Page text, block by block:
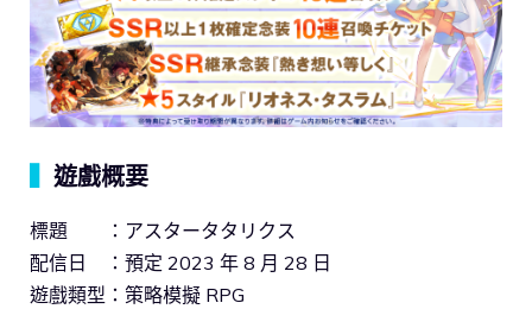
遊戲概要
標題 ：アスタータタリクス
配信日 ：預定 2023 年 8 月 28 日
遊戲類型：策略模擬 RPG